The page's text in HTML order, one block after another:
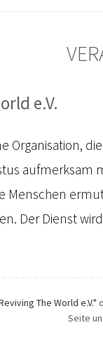
e.V.
Organisation,
Menschen
Der Dienst
The World e.V."
Seite